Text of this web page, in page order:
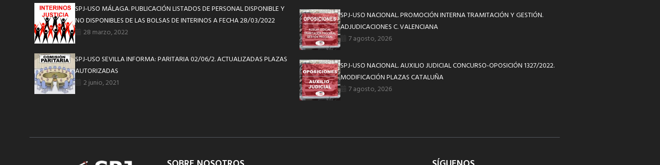
SPJ-USO MÁLAGA. PUBLICACIÓN LISTADOS DE PERSONAL DISPONIBLE Y
NO DISPONIBLES DE LAS BOLSAS DE INTERINOS A FECHA 28/03/2022
28 marzo, 2022
SPJ-USO SEVILLA INFORMA: PARITARIA 02/06/2. ACTUALIZADAS PLAZAS
AUTORIZADAS
2 junio, 2021
SPJ-USO NACIONAL. PROMOCIÓN INTERNA TRAMITACIÓN Y GESTIÓN.
ADJUDICACIONES C. VALENCIANA
7 agosto, 2026
SPJ-USO NACIONAL. AUXILIO JUDICIAL CONCURSO-OPOSICIÓN 1327/2022.
MODIFICACIÓN PLAZAS CATALUÑA
7 agosto, 2026